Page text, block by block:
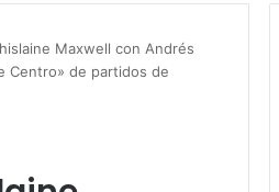
Maxwell con Andrés
Centro» de partidos de